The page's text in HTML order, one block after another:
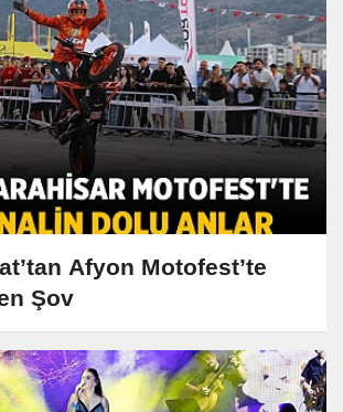
Afyon Motofest’te
Şov